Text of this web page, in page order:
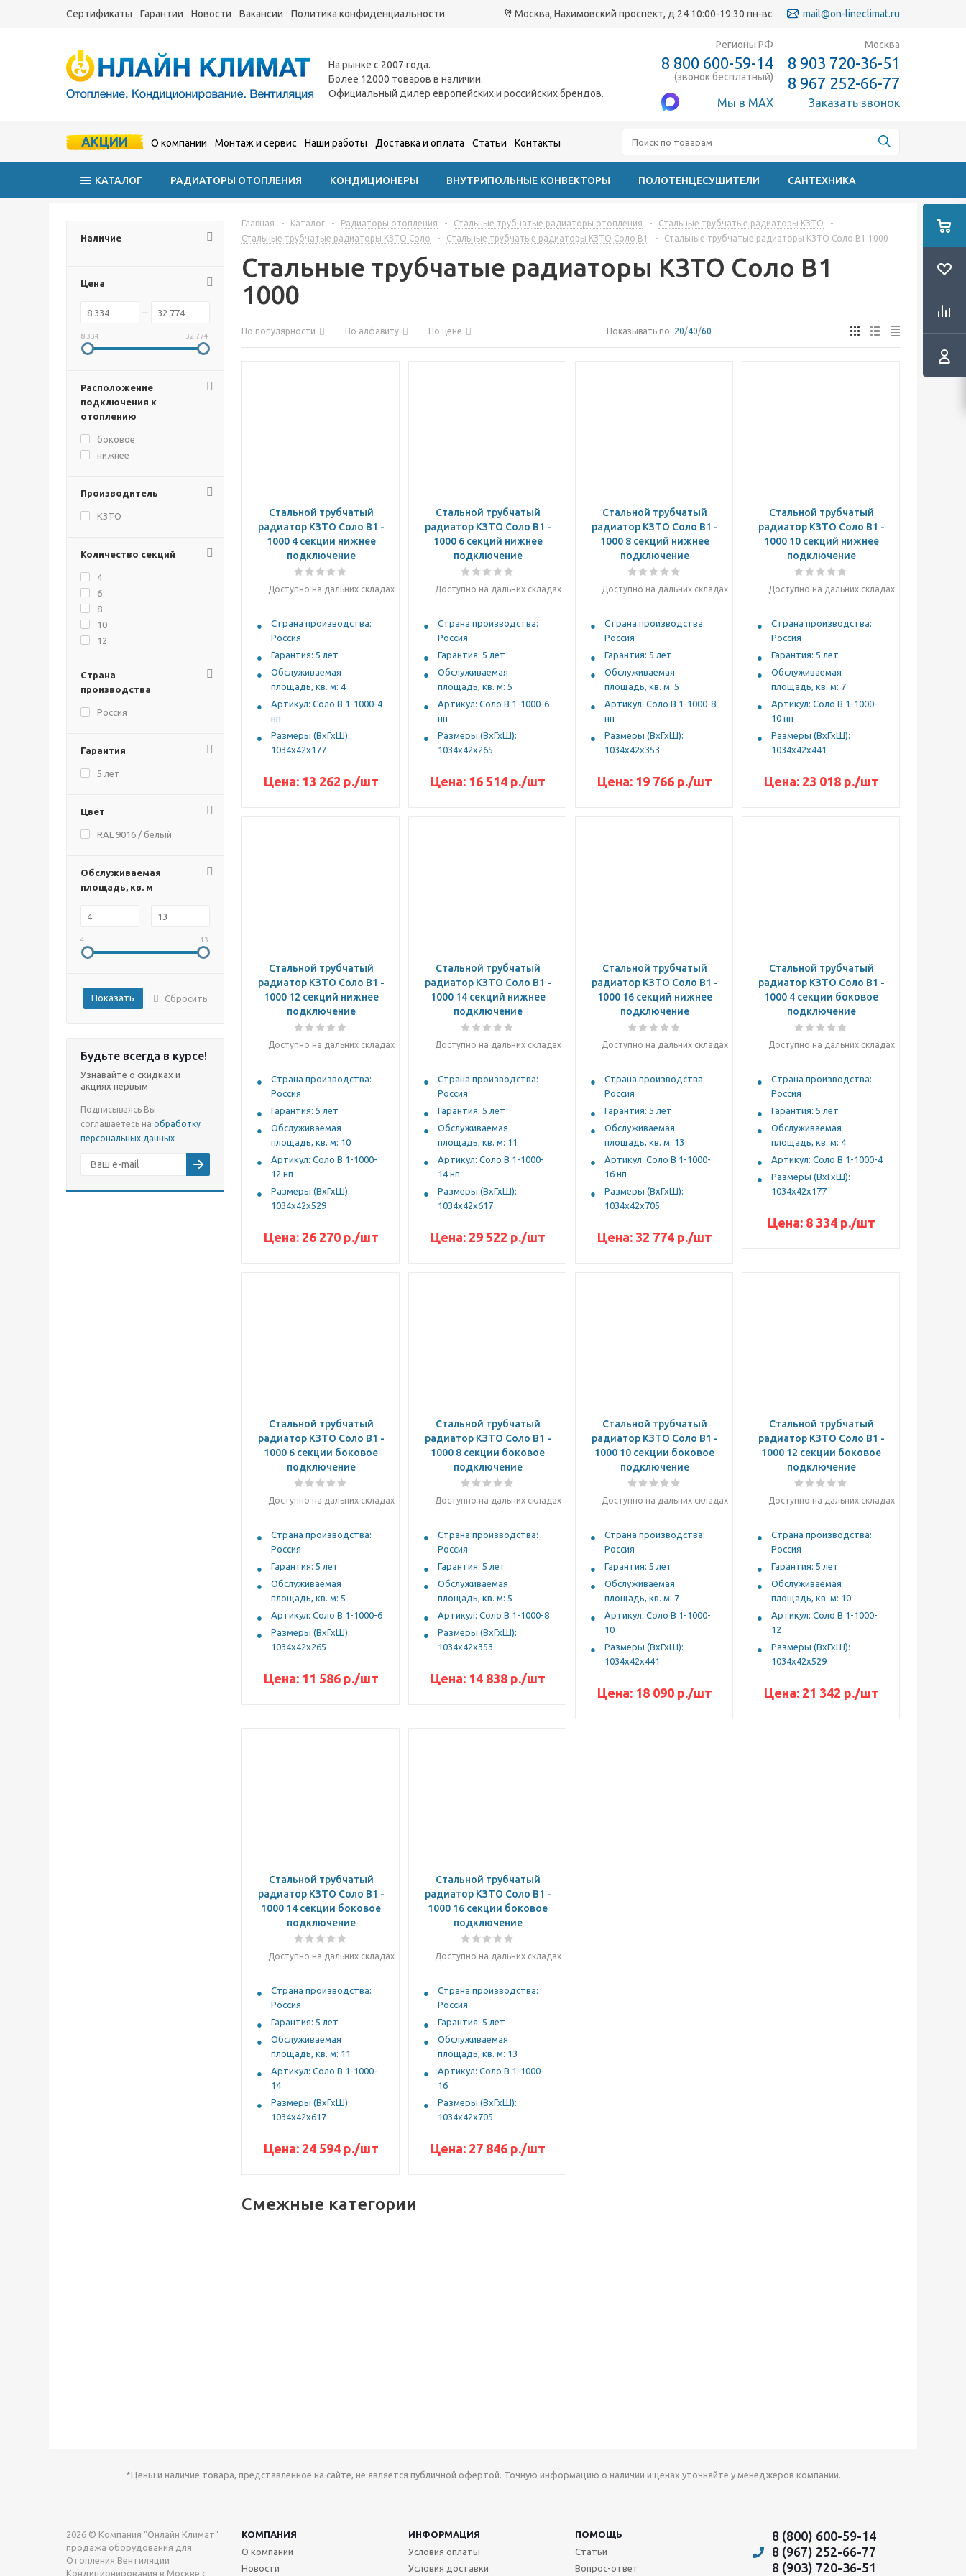
Сертификаты Гарантии Новости Вакансии Политика конфиденциальности Москва, Нахимовский проспект, д.24 10:00-19:30 пн-вс mail@on-lineclimat.ru
На рынке с 2007 года.
Более 12000 товаров в наличии.
Официальный дилер европейских и российских брендов.
Регионы РФ
8 800 600-59-14
(звонок бесплатный)
Мы в MAX
Москва
8 903 720-36-51
8 967 252-66-77
Заказать звонок
АКЦИИ О компании Монтаж и сервис Наши работы Доставка и оплата Статьи Контакты
КАТАЛОГ РАДИАТОРЫ ОТОПЛЕНИЯ КОНДИЦИОНЕРЫ ВНУТРИПОЛЬНЫЕ КОНВЕКТОРЫ ПОЛОТЕНЦЕСУШИТЕЛИ САНТЕХНИКА
Наличие
Цена
8 334 32 774
Расположение
подключения к
отоплению
боковое
нижнее
Производитель
КЗТО
Количество секций
4
6
8
10
12
16
Страна
производства
Россия
Гарантия
5 лет
Цвет
RAL 9016 / белый
Обслуживаемая
площадь, кв. м
4 13
Сбросить
Будьте всегда в курсе!
Узнавайте о скидках и
акциях первым
Подписываясь Вы
соглашаетесь на обработку
персональных данных
Главная - Каталог - Радиаторы отопления - Стальные трубчатые радиаторы отопления - Стальные трубчатые радиаторы КЗТО
-
Стальные трубчатые радиаторы КЗТО Соло
- Стальные трубчатые радиаторы КЗТО Соло В1 - Стальные трубчатые радиаторы КЗТО Соло B1 1000
Стальные трубчатые радиаторы КЗТО Соло B1
1000
По популярности По алфавиту По цене Показывать по: 20/40/60
Стальной трубчатый
радиатор КЗТО Соло B1 -
1000 4 секции нижнее
подключение
Доступно на дальних складах
Страна производства:
Россия
Гарантия: 5 лет
Обслуживаемая
площадь, кв. м: 4
Артикул: Соло В 1-1000-4
нп
Размеры (ВхГхШ):
1034х42х177
Цена: 13 262 р./шт
Стальной трубчатый
радиатор КЗТО Соло B1 -
1000 6 секций нижнее
подключение
Доступно на дальних складах
Страна производства:
Россия
Гарантия: 5 лет
Обслуживаемая
площадь, кв. м: 5
Артикул: Соло В 1-1000-6
нп
Размеры (ВхГхШ):
1034х42х265
Цена: 16 514р./шт
Стальной трубчатый
радиатор КЗТО Соло B1 -
1000 8 секций нижнее
подключение
Доступно на дальних складах
Страна производства:
Россия
Гарантия: 5 лет
Обслуживаемая
площадь, кв. м: 5
Артикул: Соло В 1-1000-8
нп
Размеры (ВхГхШ):
1034х42х353
Цена: 19 766р./шт
Стальной трубчатый
радиатор КЗТО Соло B1 -
1000 10 секций нижнее
подключение
Доступно на дальних складах
Страна производства:
Россия
Гарантия: 5 лет
Обслуживаемая
площадь, кв. м: 7
Артикул: Соло В 1-1000-
10 нп
Размеры (ВхГхШ):
1034х42х441
Цена: 23 018р./шт
Стальной трубчатый
радиатор КЗТО Соло B1 -
1000 12 секций нижнее
подключение
Доступно на дальних складах
Страна производства:
Россия
Гарантия: 5 лет
Обслуживаемая
площадь, кв. м: 10
Артикул: Соло В 1-1000-
12 нп
Размеры (ВхГхШ):
1034х42х529
Цена: 26 270р./шт
Стальной трубчатый
радиатор КЗТО Соло B1 -
1000 14 секций нижнее
подключение
Доступно на дальних складах
Страна производства:
Россия
Гарантия: 5 лет
Обслуживаемая
площадь, кв. м: 11
Артикул: Соло В 1-1000-
14 нп
Размеры (ВхГхШ):
1034х42х617
Цена: 29 522 р./шт
Стальной трубчатый
радиатор КЗТО Соло B1 -
1000 16 секций нижнее
подключение
Доступно на дальних складах
Страна производства:
Россия
Гарантия: 5 лет
Обслуживаемая
площадь, кв. м: 13
Артикул: Соло В 1-1000-
16 нп
Размеры (ВхГхШ):
1034х42х705
Цена: 32 774р./шт
Стальной трубчатый
радиатор КЗТО Соло B1 -
1000 4 секции боковое
подключение
Доступно на дальних складах
Страна производства:
Россия
Гарантия: 5 лет
Обслуживаемая
площадь, кв. м: 4
Артикул: Соло В 1-1000-4
Размеры (ВхГхШ):
1034х42х177
Цена: 8 334р./шт
Стальной трубчатый
радиатор КЗТО Соло B1 -
1000 6 секции боковое
подключение
Доступно на дальних складах
Страна производства:
Россия
Гарантия: 5 лет
Обслуживаемая
площадь, кв. м: 5
Артикул: Соло В 1-1000-6
Размеры (ВхГхШ):
1034х42х265
Цена: 11 586р./шт
Стальной трубчатый
радиатор КЗТО Соло B1 -
1000 8 секции боковое
подключение
Доступно на дальних складах
Страна производства:
Россия
Гарантия: 5 лет
Обслуживаемая
площадь, кв. м: 5
Артикул: Соло В 1-1000-8
Размеры (ВхГхШ):
1034х42х353
Цена: 14 838р./шт
Стальной трубчатый
радиатор КЗТО Соло B1 -
1000 10 секции боковое
подключение
Доступно на дальних складах
Страна производства:
Россия
Гарантия: 5 лет
Обслуживаемая
площадь, кв. м: 7
Артикул: Соло В 1-1000-
10
Размеры (ВхГхШ):
1034х42х441
Цена: 18 090р./шт
Стальной трубчатый
радиатор КЗТО Соло B1 -
1000 12 секции боковое
подключение
Доступно на дальних складах
Страна производства:
Россия
Гарантия: 5 лет
Обслуживаемая
площадь, кв. м: 10
Артикул: Соло В 1-1000-
12
Размеры (ВхГхШ):
1034х42х529
Цена: 21 342 р./шт
Стальной трубчатый
радиатор КЗТО Соло B1 -
1000 14 секции боковое
подключение
Доступно на дальних складах
Страна производства:
Россия
Гарантия: 5 лет
Обслуживаемая
площадь, кв. м: 11
Артикул: Соло В 1-1000-
14
Размеры (ВхГхШ):
1034х42х617
Цена: 24 594р./шт
Стальной трубчатый
радиатор КЗТО Соло B1 -
1000 16 секции боковое
подключение
Доступно на дальних складах
Страна производства:
Россия
Гарантия: 5 лет
Обслуживаемая
площадь, кв. м: 13
Артикул: Соло В 1-1000-
16
Размеры (ВхГхШ):
1034х42х705
Цена: 27 846р./шт
Смежные категории
*Цены и наличие товара, представленное на сайте, не является публичной офертой. Точную информацию о наличии и ценах уточняйте у менеджеров компании.
2026 © Компания "Онлайн Климат"
продажа оборудования для
Отопления Вентиляции
Кондиционирования в Москве с
КОМПАНИЯ ИНФОРМАЦИЯ
ПОМОЩЬ
О компании
Новости
Условия оплаты
Условия доставки
Статьи
Вопрос-ответ
8 (800) 600-59-14
8 (967) 252-66-77
8 (903) 720-36-51